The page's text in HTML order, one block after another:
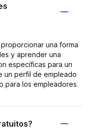
una forma
y aprender una
específicas para un
un perfil de empleado
para los empleadores.